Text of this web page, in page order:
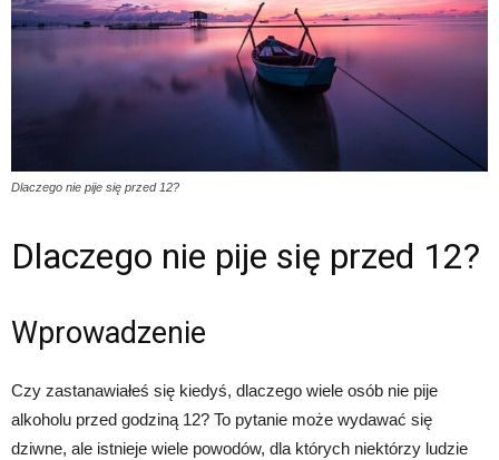
Dlaczego nie pije się przed 12?
Dlaczego nie pije się przed 12?
Wprowadzenie
Czy zastanawiałeś się kiedyś, dlaczego wiele osób nie pije
alkoholu przed godziną 12? To pytanie może wydawać się
dziwne, ale istnieje wiele powodów, dla których niektórzy ludzie